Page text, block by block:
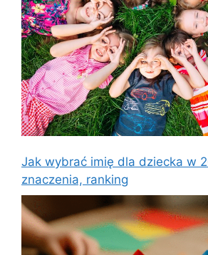
Jak wybrać imię dla dziecka w
znaczenia, ranking